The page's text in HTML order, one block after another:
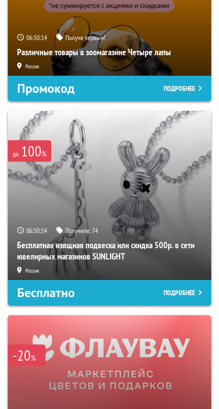
06:50:13 Получи первым!
Различные товары в зоомагазине Четыре лапы
Россия
Промокод ПОДРОБНЕЕ
до 100%
06:50:13 Получили:74
Бесплатная изящная подвеска или скидка 500р. в сети
ювелирных магазинов SUNLIGHT
Россия
Бесплатно ПОДРОБНЕЕ
-20%